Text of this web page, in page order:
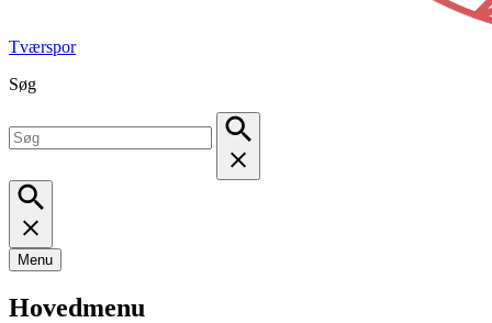
Tværspor
Søg
Menu
Hovedmenu